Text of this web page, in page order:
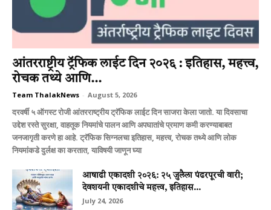
आंतरराष्ट्रीय ट्रॅफिक लाईट दिन २०२६ : इतिहास, महत्त्व,
रोचक तथ्ये आणि...
Team ThalakNews - August 5, 2026
दरवर्षी ५ ऑगस्ट रोजी आंतरराष्ट्रीय ट्रॅफिक लाईट दिन साजरा केला जातो. या दिवसाचा
उद्देश रस्ते सुरक्षा, वाहतूक नियमांचे पालन आणि अपघातांचे प्रमाण कमी करण्याबाबत
जनजागृती करणे हा आहे. ट्रॅफिक सिग्नलचा इतिहास, महत्त्व, रोचक तथ्ये आणि लोक
नियमांकडे दुर्लक्ष का करतात, याविषयी जाणून घ्या
आषाढी एकादशी २०२६: २५ जुलैला पंढरपूरची वारी;
देवशयनी एकादशीचे महत्त्व, इतिहास...
July 24, 2026